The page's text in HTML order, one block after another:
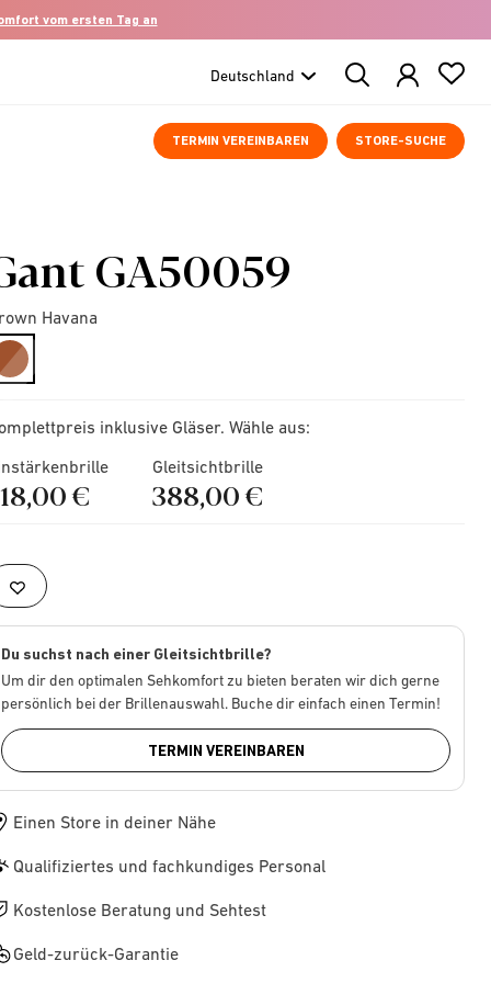
vom ersten Tag an
Search
Products
TERMIN VEREINBAREN STORE-SUCHE
GA50059
Havana
selected
inklusive Gläser. Wähle aus:
€
Gleitsichtbrille
388,00 €
Du suchst nach einer Gleitsichtbrille?
Um dir den optimalen Sehkomfort zu bieten beraten wir dich gerne
persönlich bei der Brillenauswahl. Buche dir einfach einen Termin!
TERMIN VEREINBAREN
Einen Store in deiner Nähe
Qualifiziertes und fachkundiges Personal
Kostenlose Beratung und Sehtest
Geld-zurück-Garantie